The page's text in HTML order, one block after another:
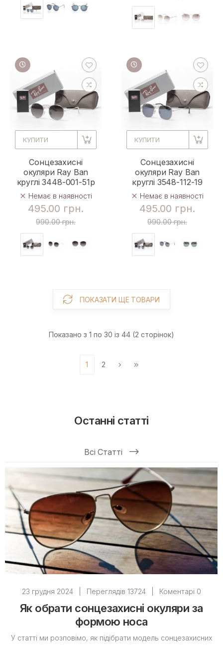
КУПИТИ
Сонцезахисні
окуляри Ray Ban
круглі 3448-001-51p
Немає в наявності
495.00 грн.
990.00 грн.
КУПИТИ
Сонцезахисні
окуляри Ray Ban
круглі 3548-112-19
Немає в наявності
495.00 грн.
990.00 грн.
ПОКАЗАТИ ЩЕ ТОВАРИ
Показано з 1 по 30 із 44 (2 сторінок)
1 2
Останні статті
Всі Статті
23 грудня 2024 Переглядів 13724 Коментарі 0
Як обрати сонцезахисні окуляри за
формою носа
У статті ми розповімо, як підібрати модель сонцезахисних